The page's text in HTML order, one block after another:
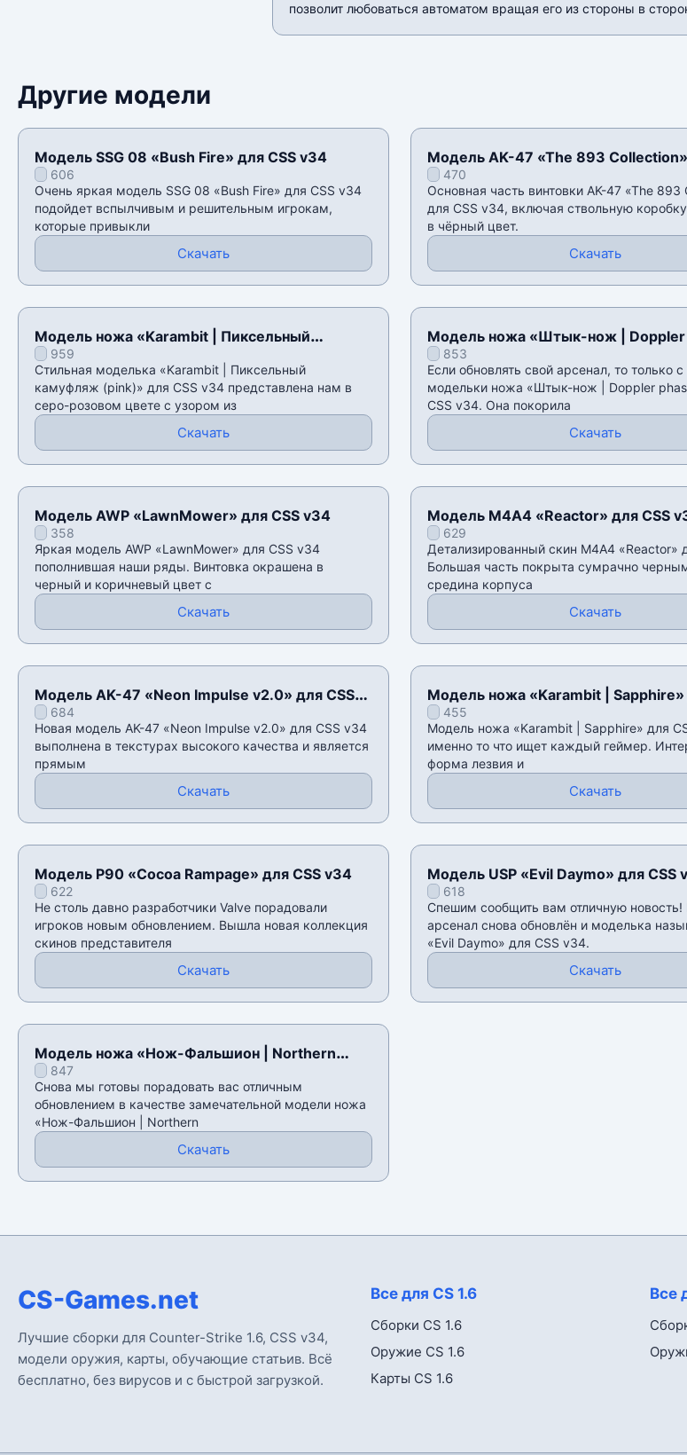
позволит любоваться автоматом вращая его из стороны в
Другие модели
Модель SSG 08 «Bush Fire» для CSS v34
606
Очень яркая модель SSG 08 «Bush Fire» для CSS v34
подойдет вспылчивым и решительным игрокам,
которые привыкли
Скачать
Модель AK-47 «The 893 Collection»
v34470
Основная часть винтовки AK-47 «The 893
для CSS v34, включая ствольную
в чëрный цвет.
Скачать
Модель ножа «Karambit | Пиксельный
камуфляж (pink)» для CSS v34
959
Стильная моделька «Karambit | Пиксельный
камуфляж (pink)» для CSS v34 представлена нам в
серо-розовом цвете с узором из
Скачать
Модель ножа «Штык-нож | Doppler
для CSS v34
853
Если обновлять свой арсенал, то только
модельки ножа «Штык-нож | Doppler
CSS v34. Она покорила
Скачать
Модель AWP «LawnMower» для CSS v34
358
Яркая модель AWP «LawnMower» для CSS v34
пополнившая наши ряды. Винтовка окрашена в
черный и коричневый цвет с
Скачать
Модель М4А4 «Reactor» для CSS
629
Детализированный скин М4А4 «Reactor»
Большая часть покрыта сумрачно
средина корпуса
Скачать
Модель AK-47 «Neon Impulse v2.0» для CSS
v34684
Новая модель AK-47 «Neon Impulse v2.0» для CSS v34
выполнена в текстурах высокого качества и является
прямым
Скачать
Модель ножа «Karambit | Sapphire»
v34455
Модель ножа «Karambit | Sapphire» для
именно то что ищет каждый геймер.
форма лезвия и
Скачать
Модель P90 «Cocoa Rampage» для CSS v34
622
Не столь давно разработчики Valve порадовали
игроков новым обновлением. Вышла новая коллекция
скинов представителя
Скачать
Модель USP «Evil Daymo» для CSS
618
Спешим сообщить вам отличную
арсенал снова обновлён и моделька
«Evil Daymo» для CSS v34.
Скачать
Модель ножа «Нож-Фальшион | Northern
lights» для CSS v34
847
Снова мы готовы порадовать вас отличным
обновлением в качестве замечательной модели ножа
«Нож-Фальшион | Northern
Скачать
CS-Games.net
Лучшие сборки для Counter-Strike 1.6, CSS v34,
модели оружия, карты, обучающие статьив. Всё
бесплатно, без вирусов и с быстрой загрузкой.
Все для CS 1.6
Сборки CS 1.6
Оружие CS 1.6
Карты CS 1.6
Все